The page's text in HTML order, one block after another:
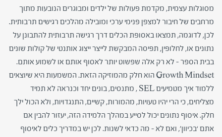
מסוגלות עצמית, מקדמת פעולות של ילדים ומבוגרים הנובעות מתוך
מרחבים של חיבור למצפן פנימי ערכי ומובילה מהלכים רגישים תרבותית.
לכן, לדוגמה, תמצאו באסופת הכלים דרך רגישה תרבותית להתבונן על
נתונים או, לחלופין, תפיסה המבקשת לייצר ייצוג אותנטי של קולות שונים
בבית הספר – לא רק אלה שפשוט יותר לאסוף אותם או לשמוע אותם.
Growth Mindset הוא חלק מהמוזיקה הזאת. המשמעות היא שיוצאים
ללמוד איך מטמיעים SEL , מתנסים, בונים יחד וכנראה לא תמיד
מצליחים, כי הרי יהיו טעויות, מהמורות, קשיים, התנגדויות, ולא הכול ילך
חלק. איסוף נתונים יכול לסייע במהלך הלמידה הזה, יעזור להבין אם
אתם ‘בכיוון’, ואם לא – מה כדאי לשנות. לכן יש במדריך כלים לאיסוף